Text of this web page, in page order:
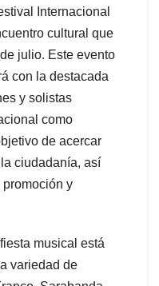
Internacional
cultural que
julio. Este evento
con la destacada
y solistas
como
de acercar
ciudadanía, así
y
musical está
variedad de